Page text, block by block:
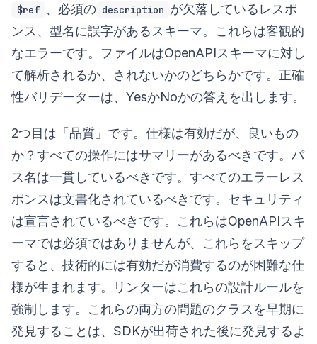
$ref 、必須の description が欠落しているレスポ
ンス、型名に誤字があるスキーマ。これらは客観的
なエラーです。ファイルはOpenAPIスキーマに対し
て解析されるか、されないかのどちらかです。正確
性バリデーターは、YesかNoかの答えを出します。
2つ目は「品質」です。仕様は有効だが、良いもの
か？すべての操作にはサマリーがあるべきです。パ
ス名は一貫しているべきです。すべてのエラーレス
ポンスは文書化されているべきです。セキュリティ
は宣言されているべきです。これらはOpenAPIスキ
ーマでは必須ではありませんが、これらをスキップ
すると、技術的には有効だが消費するのが困難な仕
様が生まれます。リンターはこれらの設計ルールを
強制します。これらの両方の問題のクラスを早期に
発見することは、SDKが出荷された後に発見するよ